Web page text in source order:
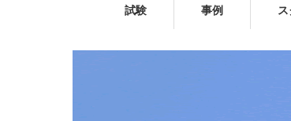
試験 事例